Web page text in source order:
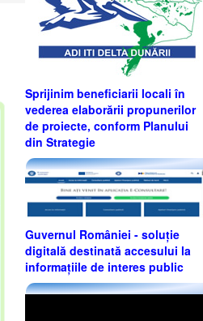
Sprijinim beneficiarii locali în
vederea elaborării propunerilor
de proiecte, conform Planului
din Strategie
Guvernul României - soluție
digitală destinată accesului la
informațiile de interes public